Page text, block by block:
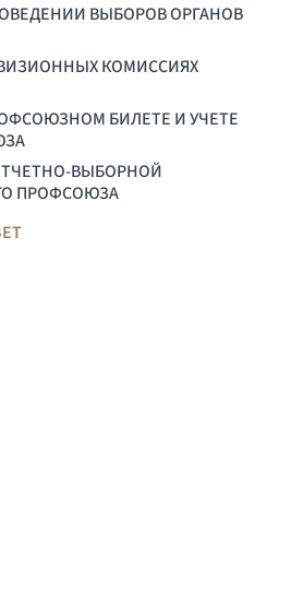
ВЫБОРОВ ОРГАНОВ
КОМИССИЯХ
БИЛЕТЕ И УЧЕТЕ
ВЫБОРНОЙ
ПРОФСОЮЗА